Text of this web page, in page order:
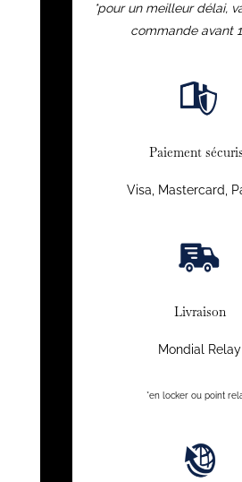
*pour un meilleur délai,
commande avant
Paiement
Visa, Mastercard,
Livraison
Mondial Relay
*en locker ou point